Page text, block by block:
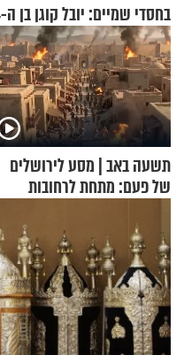
בחסדי שמיים: יובל קוגן בן ה-4 אותר לאחר יממה של חיפושים
תשעה באב | מסע לירושלים
של פעם: מתחת לרחובות